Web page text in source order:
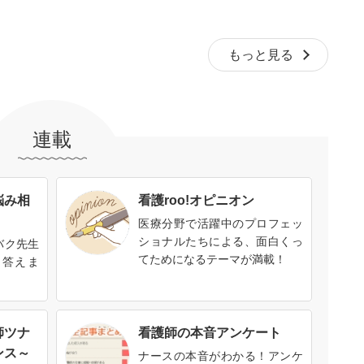
もっと見る
連載
み相
ク先生
えま
看護roo!オピニオン
医療分野で活躍中のプロフェッ
ショナルたちによる、面白くっ
てためになるテーマが満載！
ツナ
ス～
看護師の本音アンケート
ナースの本音がわかる！アンケ